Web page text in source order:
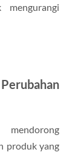
mengurangi
produk yang